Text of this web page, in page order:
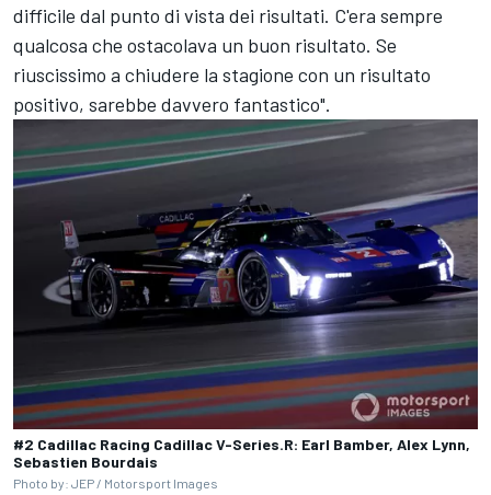
difficile dal punto di vista dei risultati. C'era sempre
qualcosa che ostacolava un buon risultato. Se
riuscissimo a chiudere la stagione con un risultato
positivo, sarebbe davvero fantastico".
#2 Cadillac Racing Cadillac V-Series.R: Earl Bamber, Alex Lynn,
Sebastien Bourdais
Photo by: JEP / Motorsport Images